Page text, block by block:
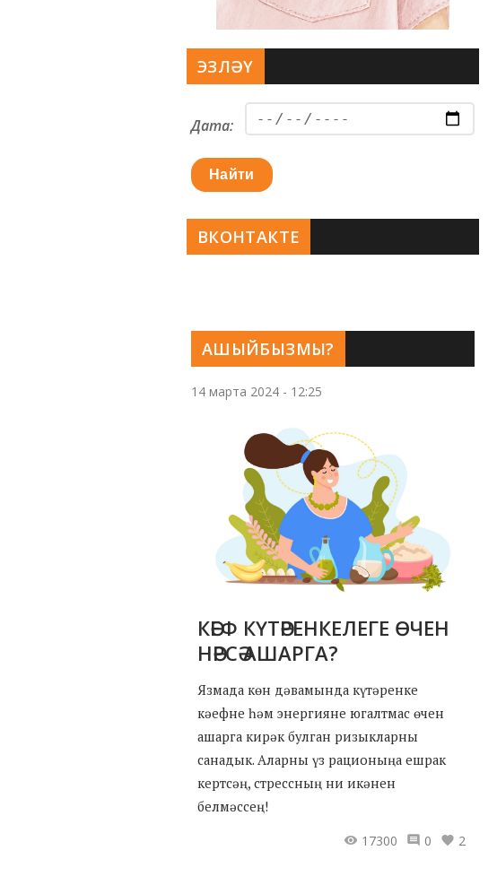
АШЫЙБЫЗМЫ?
14 марта 2024 - 12:25
КӘЕФ КҮТӘРЕНКЕЛЕГЕ ӨЧЕН
НӘРСӘ АШАРГА?
Язмада көн дәвамында күтәренке
кәефне һәм энергияне югалтмас өчен
ашарга кирәк булган ризыкларны
санадык. Аларны үз рационыңа ешрак
кертсәң, стрессның ни икәнен
белмәссең!
17300
0 2
ЭЗЛӘҮ
Дата:
Найти
ВКОНТАКТЕ